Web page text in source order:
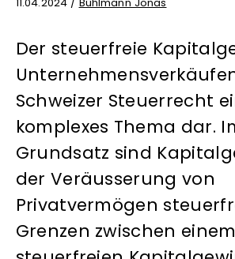
Der steuerfreie
Schweizer Steuerrecht
komplexes Thema dar.
Grundsatz sind
der Veräusserung von
Privatvermögen
Grenzen zwischen einem